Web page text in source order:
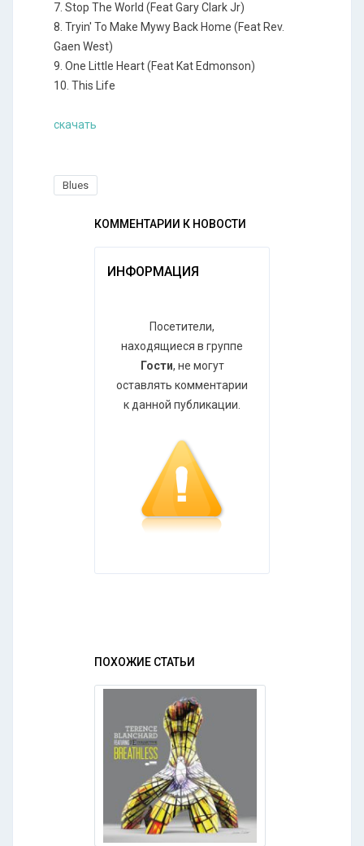
7. Stop The World (Feat Gary Clark Jr)
8. Tryin' To Make Mywy Back Home (Feat Rev.
Gaen West)
9. One Little Heart (Feat Kat Edmonson)
10. This Life
скачать
Blues
КОММЕНТАРИИ К НОВОСТИ
ИНФОРМАЦИЯ
Посетители,
находящиеся в группе
Гости, не могут
оставлять комментарии
к данной публикации.
ПОХОЖИЕ СТАТЬИ